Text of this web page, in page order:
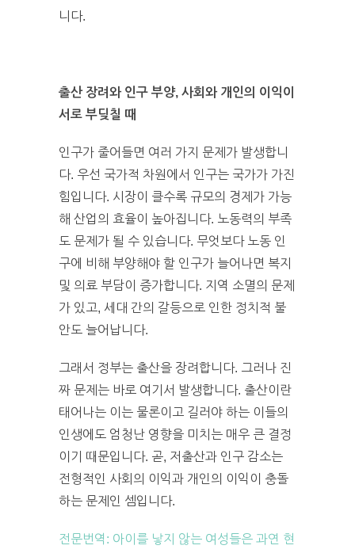
니다.
출산 장려와 인구 부양, 사회와 개인의 이익이
서로 부딪칠 때
인구가 줄어들면 여러 가지 문제가 발생합니
다. 우선 국가적 차원에서 인구는 국가가 가진
힘입니다. 시장이 클수록 규모의 경제가 가능
해 산업의 효율이 높아집니다. 노동력의 부족
도 문제가 될 수 있습니다. 무엇보다 노동 인
구에 비해 부양해야 할 인구가 늘어나면 복지
및 의료 부담이 증가합니다. 지역 소멸의 문제
가 있고, 세대 간의 갈등으로 인한 정치적 불
안도 늘어납니다.
그래서 정부는 출산을 장려합니다. 그러나 진
짜 문제는 바로 여기서 발생합니다. 출산이란
태어나는 이는 물론이고 길러야 하는 이들의
인생에도 엄청난 영향을 미치는 매우 큰 결정
이기 때문입니다. 곧, 저출산과 인구 감소는
전형적인 사회의 이익과 개인의 이익이 충돌
하는 문제인 셈입니다.
전문번역: 아이를 낳지 않는 여성들은 과연 현